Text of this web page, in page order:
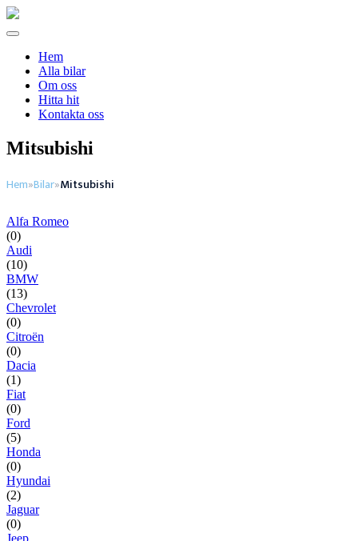
Hem
Alla bilar
Om oss
Hitta hit
Kontakta oss
Mitsubishi
Hem»Bilar»Mitsubishi
Alfa Romeo
(0)
Audi
(10)
BMW
(13)
Chevrolet
(0)
Citroën
(0)
Dacia
(1)
Fiat
(0)
Ford
(5)
Honda
(0)
Hyundai
(2)
Jaguar
(0)
Jeep